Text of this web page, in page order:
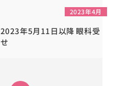
2023年4月
2023年5月11日以降 眼科受